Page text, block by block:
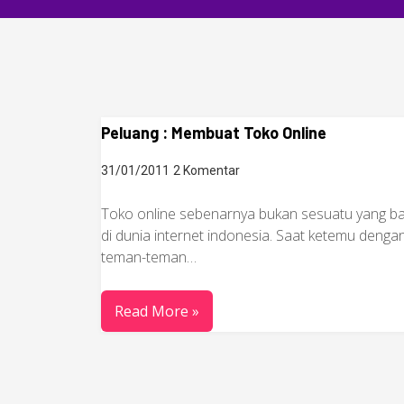
Peluang : Membuat Toko Online
31/01/2011 2 Komentar
Toko online sebenarnya bukan sesuatu yang
di dunia internet indonesia. Saat ketemu
teman-teman…
Read More »